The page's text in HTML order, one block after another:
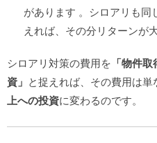
があります 。シロアリも同
えれば、その分リターンが
シロアリ対策の費用を 「物件
資」 と捉えれば、その費用は単
上への投資に変わるのです。